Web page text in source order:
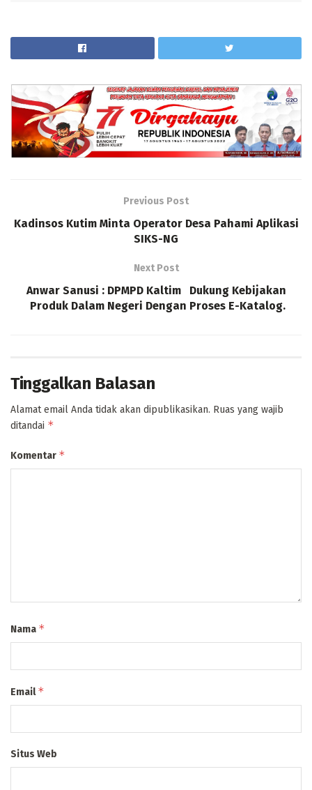
Previous Post
Kadinsos Kutim Minta Operator Desa Pahami Aplikasi
SIKS-NG
Next Post
Anwar Sanusi : DPMPD Kaltim Dukung Kebijakan
Produk Dalam Negeri Dengan Proses E-Katalog.
Tinggalkan Balasan
Alamat email Anda tidak akan dipublikasikan. Ruas yang wajib
ditandai *
Komentar *
Nama *
Email*
Situs Web